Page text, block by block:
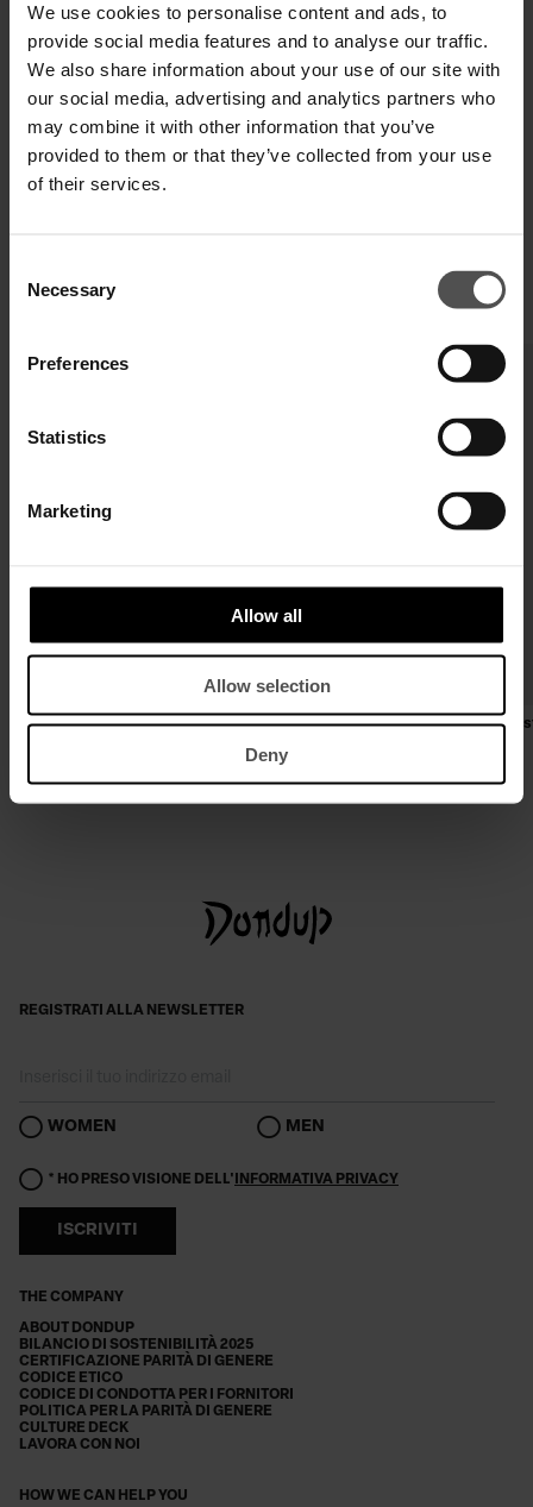
We use cookies to personalise content and ads, to
provide social media features and to analyse our traffic.
We also share information about your use of our site with
our social media, advertising and analytics partners who
may combine it with other information that you’ve
provided to them or that they’ve collected from your use
of their services.
Selection
Necessary
Preferences
Statistics
Marketing
Allow all
Allow selection
Deny
SPECIFICHE TECNICHE
DIGITAL PRODUCT PASSPORT
Giubbino regular in gabardina di lana e
Jeans George skinny in denim
THE COMPANY
ABOUT DONDUP
BILANCIO DI SOSTENIBILITÀ 2025
CERTIFICAZIONE PARITÀ DI GENERE
CODICE ETICO
CODICE DI CONDOTTA PER I FORNITORI
POLITICA PER LA PARITÀ DI GENERE
CULTURE DECK
LAVORA CON NOI
HOW WE CAN HELP YOU
REGISTRATI ALLA NEWSLETTER
WOMEN MEN
* HO PRESO VISIONE DELL' INFORMATIVA PRIVACY
ISCRIVITI